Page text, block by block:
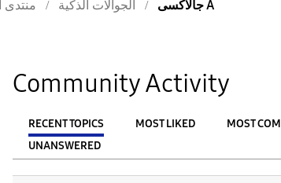
منتدى الجوالات الذكية جالاكسى A
Community Activity
RECENT TOPICS MOST LIKED MOST
UNANSWERED
From To